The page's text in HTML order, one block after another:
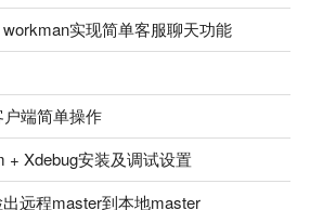
实现简单客服聊天功能
端简单操作
+ Xdebug安装及调试设置
远程master到本地master